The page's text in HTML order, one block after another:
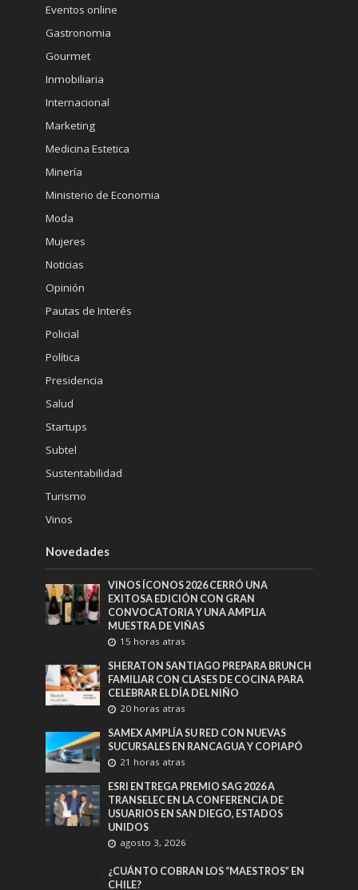
Eventos online
Gastronomia
Gourmet
Inmobiliaria
Internacional
Marketing
Medicina Estetica
Minería
Ministerio de Economia
Moda
Mujeres
Noticias
Opinión
Pautas de Interés
Policial
Política
Presidencia
Salud
Startups
Subtel
Sustentabilidad
Turismo
Vinos
Novedades
VINOS ÍCONOS 2026 CERRÓ UNA
EXITOSA EDICIÓN CON GRAN
CONVOCATORIA Y UNA AMPLIA
MUESTRA DE VIÑAS
15 horas atras
SHERATON SANTIAGO PREPARA BRUNCH
FAMILIAR CON CLASES DE COCINA PARA
CELEBRAR EL DÍA DEL NIÑO
20 horas atras
SAMEX AMPLÍA SU RED CON NUEVAS
SUCURSALES EN RANCAGUA Y COPIAPÓ
21 horas atras
ESRI ENTREGA PREMIO SAG 2026 A
TRANSELEC EN LA CONFERENCIA DE
USUARIOS EN SAN DIEGO, ESTADOS
UNIDOS
agosto 3, 2026
¿CUÁNTO COBRAN LOS “MAESTROS” EN
CHILE?